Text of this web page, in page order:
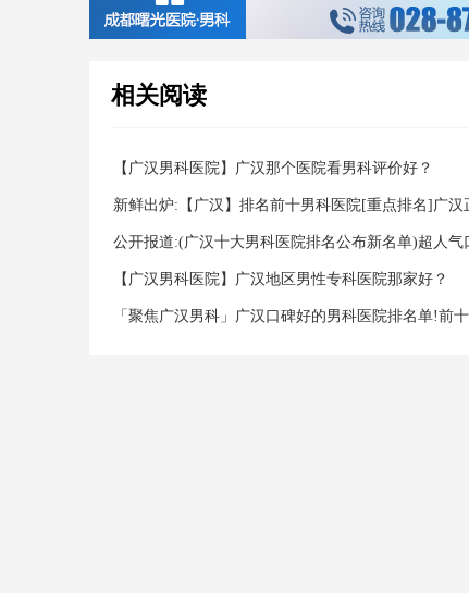
相关阅读
【广汉男科医院】广汉那个医院看男科评价好？
新鲜出炉:【广汉】排名前十男科医院[重点排名]广汉
家好？
公开报道:(广汉十大男科医院排名公布新名单)超人气
【广汉男科医院】广汉地区男性专科医院那家好？
「聚焦广汉男科」广汉口碑好的男科医院排名单!前